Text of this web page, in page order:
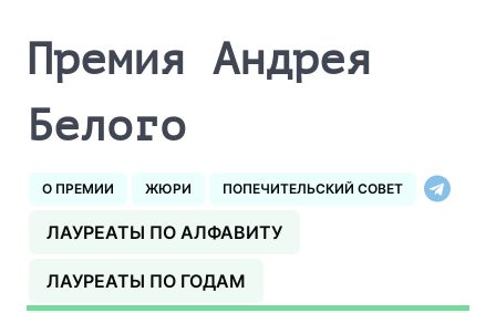
Премия Андрея
Белого
О ПРЕМИИ ЖЮРИ ПОПЕЧИТЕЛЬСКИЙ СОВЕТ
ЛАУРЕАТЫ ПО АЛФАВИТУ
ЛАУРЕАТЫ ПО ГОДАМ